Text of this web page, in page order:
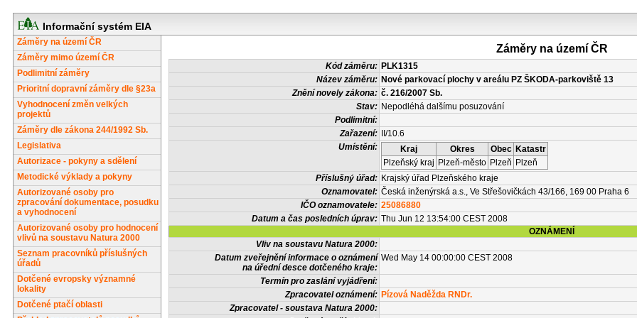
Informační systém EIA
Záměry na území ČR
Záměry mimo území ČR
Podlimitní záměry
Prioritní dopravní záměry dle §23a
Vyhodnocení změn velkých
projektů
Záměry dle zákona 244/1992 Sb.
Legislativa
Autorizace - pokyny a sdělení
Metodické výklady a pokyny
Autorizované osoby pro
zpracování dokumentace, posudku
a vyhodnocení
Autorizované osoby pro hodnocení
vlivů na soustavu Natura 2000
Seznam pracovníků příslušných
úřadů
Dotčené evropsky významné
lokality
Dotčené ptačí oblasti
Záměry na území ČR
Kód záměru: PLK1315
Název záměru: Nové parkovací plochy v areálu PZ ŠKODA-parkoviště 13
Znění novely zákona: č. 216/2007 Sb.
Stav: Nepodléhá dalšímu posuzování
Podlimitní:
Zařazení:
II/10.6
Umístění:
Kraj Okres Obec Katastr
Plzeňský kraj Plzeň-město Plzeň Plzeň
Příslušný úřad: Krajský úřad Plzeňského kraje
Oznamovatel: Česká inženýrská a.s., Ve Střešovičkách 43/166, 169 00 Praha 6
IČO oznamovatele: 25086880
Datum a čas posledních úprav: Thu Jun 12 13:54:00 CEST 2008
OZNÁMENÍ
Vliv na soustavu Natura 2000:
Datum zveřejnění informace o oznámení
na úřední desce dotčeného kraje:
Wed May 14 00:00:00 CEST 2008
Termín pro zaslání vyjádření:
Zpracovatel oznámení: Pízová Naděžda RNDr.
Zpracovatel - soustava Natura 2000: